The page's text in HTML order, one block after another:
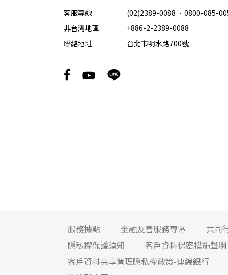
客服專線 (02)2389-0088 ．0800-085-
非台灣地區
+886-2-2389-0088
聯絡地址
台北市明水路700號
服務據點 金融友善服務專區
共同
隱私權保護須知
客戶資料保密措施聲明
客戶資料共享管理隱私權政策-連線銀行